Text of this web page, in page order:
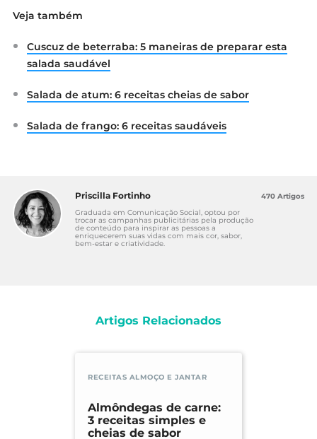
Veja também
Cuscuz de beterraba: 5 maneiras de preparar esta
salada saudável
Salada de atum: 6 receitas cheias de sabor
Salada de frango: 6 receitas saudáveis
Priscilla Fortinho
Graduada em Comunicação Social, optou por
trocar as campanhas publicitárias pela produção
de conteúdo para inspirar as pessoas a
enriquecerem suas vidas com mais cor, sabor,
bem-estar e criatividade.
470 Artigos
Artigos Relacionados
RECEITAS ALMOÇO E JANTAR
Almôndegas de carne:
3 receitas simples e
cheias de sabor